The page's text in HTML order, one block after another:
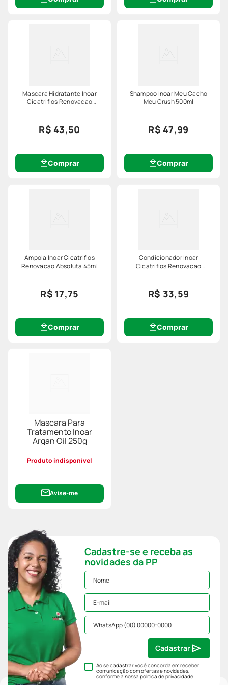
Mascara Hidratante Inoar
Cicatrifios Renovacao
R$ 43,50
Comprar
Shampoo Inoar Meu Cacho
Meu Crush 500ml
R$ 47,99
Comprar
Ampola Inoar Cicatrifios
Renovacao Absoluta 45ml
R$ 17,75
Comprar
Condicionador Inoar
Cicatrifios Renovacao
R$ 33,59
Comprar
Mascara Para
Tratamento Inoar
Argan Oil 250g
Produto indisponível
Avise-me
Cadastre-se e receba as
novidades da PP
Ao se cadastrar você concorda em receber
comunicação com ofertas e novidades,
conforme a nossapolítica de privacidade.
Cadastrar